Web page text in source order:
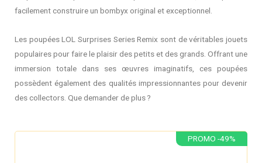
facilement construire un bombyx original et exceptionnel.
Les poupées LOL Surprises Series Remix sont de véritables jouets
populaires pour faire le plaisir des petits et des grands. Offrant une
immersion totale dans ses œuvres imaginatifs, ces poupées
possèdent également des qualités impressionnantes pour devenir
des collectors. Que demander de plus ?
PROMO -49%